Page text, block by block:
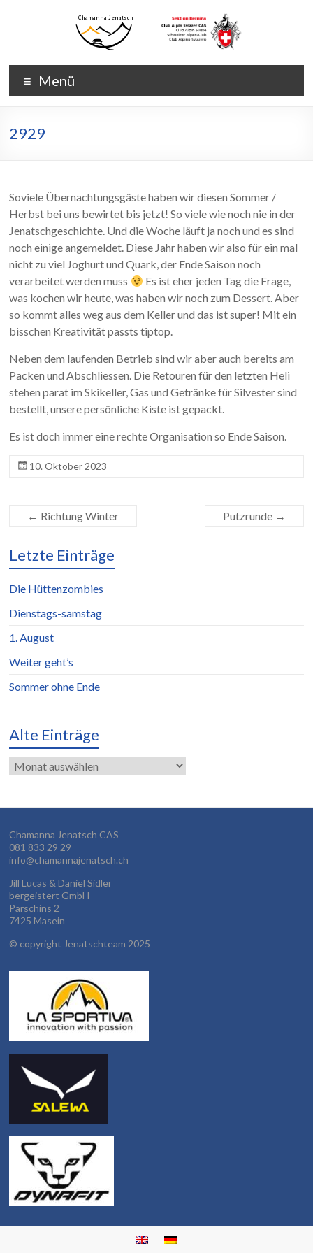
Chamanna
Jenatsch
Chamanna
Jenatsch
CAS
Menü
2929
Soviele Übernachtungsgäste haben wir diesen Sommer /
Herbst bei uns bewirtet bis jetzt! So viele wie noch nie in der
Jenatschgeschichte. Und die Woche läuft ja noch und es sind
noch einige angemeldet. Diese Jahr haben wir also für ein mal
nicht zu viel Joghurt und Quark, der Ende Saison noch
verarbeitet werden muss
Es ist eher jeden Tag die Frage,
was kochen wir heute, was haben wir noch zum Dessert. Aber
so kommt alles weg aus dem Keller und das ist super! Mit ein
bisschen Kreativität passts tiptop.
Neben dem laufenden Betrieb sind wir aber auch bereits am
Packen und Abschliessen. Die Retouren für den letzten Heli
stehen parat im Skikeller, Gas und Getränke für Silvester sind
bestellt, unsere persönliche Kiste ist gepackt.
Es ist doch immer eine rechte Organisation so Ende Saison.
10. Oktober 2023
← Richtung Winter Putzrunde →
Letzte Einträge
Die Hüttenzombies
Dienstags-samstag
1. August
Weiter geht’s
Sommer ohne Ende
Alte Einträge
Alte
Einträge
Chamanna Jenatsch CAS
081 833 29 29
info@chamannajenatsch.ch
Jill Lucas & Daniel Sidler
bergeistert GmbH
Parschins 2
7425 Masein
© copyright Jenatschteam 2025